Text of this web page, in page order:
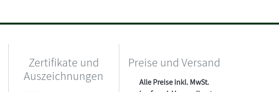
Zertifikate und
Auszeichnungen
Preise und Versand
Alle Preise inkl. MwSt.